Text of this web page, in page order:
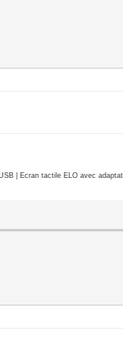
| Ecran tactile ELO avec